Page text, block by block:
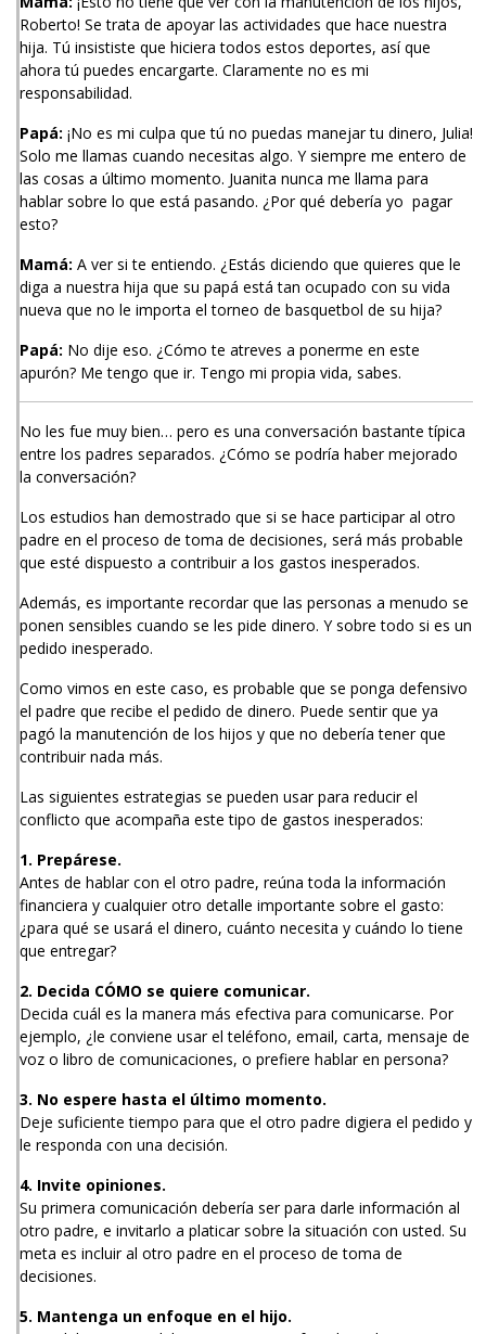
Roberto! Se trata de apoyar las actividades que hace nuestra
hija. Tú insististe que hiciera todos estos deportes, así que
ahora tú puedes encargarte. Claramente no es mi
responsabilidad.
Papá: ¡No es mi culpa que tú no puedas manejar tu dinero, Julia!
Solo me llamas cuando necesitas algo. Y siempre me entero de
las cosas a último momento. Juanita nunca me llama para
hablar sobre lo que está pasando. ¿Por qué debería yo pagar
esto?
Mamá: A ver si te entiendo. ¿Estás diciendo que quieres que le
diga a nuestra hija que su papá está tan ocupado con su vida
nueva que no le importa el torneo de basquetbol de su hija?
Papá: No dije eso. ¿Cómo te atreves a ponerme en este
apurón? Me tengo que ir. Tengo mi propia vida, sabes.
No les fue muy bien… pero es una conversación bastante típica
entre los padres separados. ¿Cómo se podría haber mejorado
la conversación?
Los estudios han demostrado que si se hace participar al otro
padre en el proceso de toma de decisiones, será más probable
que esté dispuesto a contribuir a los gastos inesperados.
Además, es importante recordar que las personas a menudo se
ponen sensibles cuando se les pide dinero. Y sobre todo si es un
pedido inesperado.
Como vimos en este caso, es probable que se ponga defensivo
el padre que recibe el pedido de dinero. Puede sentir que ya
pagó la manutención de los hijos y que no debería tener que
contribuir nada más.
Las siguientes estrategias se pueden usar para reducir el
conflicto que acompaña este tipo de gastos inesperados:
1. Prepárese.
Antes de hablar con el otro padre, reúna toda la información
financiera y cualquier otro detalle importante sobre el gasto:
¿para qué se usará el dinero, cuánto necesita y cuándo lo tiene
que entregar?
2. Decida CÓMO se quiere comunicar.
Decida cuál es la manera más efectiva para comunicarse. Por
ejemplo, ¿le conviene usar el teléfono, email, carta, mensaje de
voz o libro de comunicaciones, o prefiere hablar en persona?
3. No espere hasta el último momento.
Deje suficiente tiempo para que el otro padre digiera el pedido y
le responda con una decisión.
4. Invite opiniones.
Su primera comunicación debería ser para darle información al
otro padre, e invitarlo a platicar sobre la situación con usted. Su
meta es incluir al otro padre en el proceso de toma de
decisiones.
5. Mantenga un enfoque en el hijo.